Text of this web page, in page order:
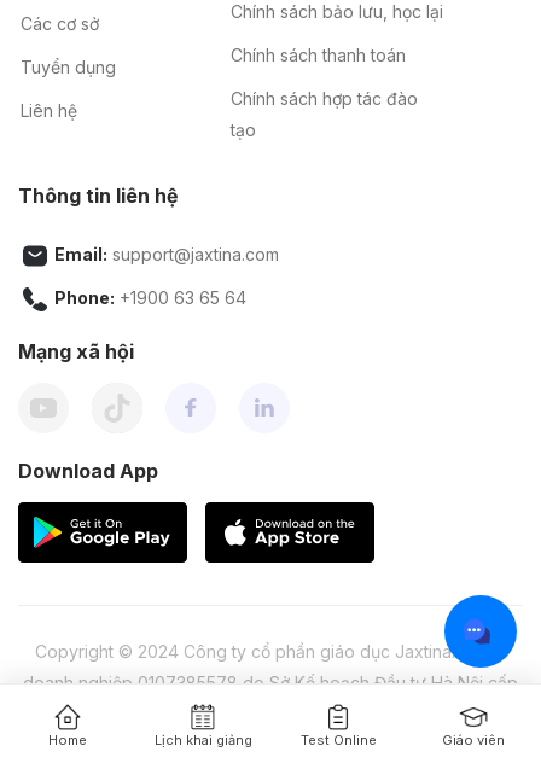
Các cơ sở
Tuyển dụng
Liên hệ
Chính sách bảo lưu, học lại
Chính sách thanh toán
Chính sách hợp tác đào
tạo
Thông tin liên hệ
Email: support@jaxtina.com
Phone: +1900 63 65 64
Mạng xã hội
Download App
Copyright © 2024 Công ty cổ phần giáo dục Jaxtina. Mã số
doanh nghiệp 0107385578 do Sở Kế hoạch Đầu tư Hà Nội cấp
lần 1 ngày 04/04/2016
Home Lịch khai giảng Test Online Giáo viên